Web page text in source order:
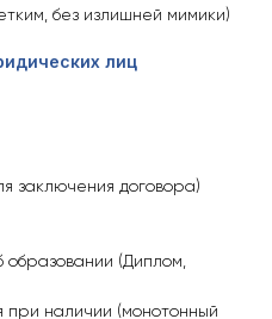
без излишней мимики)
лиц
заключения договора)
(Диплом,
при наличии (монотонный